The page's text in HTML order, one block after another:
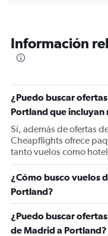
categories.
The
Y
axis
displaying
values.
Range:
0
1500.
Información
¿Puedo buscar
Portland que incluyan
Sí, además de ofertas
Cheapflights ofrece
tanto vuelos como
¿Cómo busco vuelos
Portland?
¿Puedo buscar
de Madrid a Portland?